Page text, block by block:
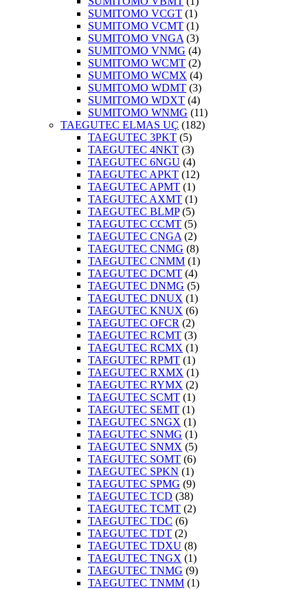
SUMITOMO VCGT (1)
SUMITOMO VCMT (1)
SUMITOMO VNGA (3)
SUMITOMO VNMG (4)
SUMITOMO WCMT (2)
SUMITOMO WCMX (4)
SUMITOMO WDMT (3)
SUMITOMO WDXT (4)
SUMITOMO WNMG (11)
TAEGUTEC ELMAS UÇ (182)
TAEGUTEC 3PKT (5)
TAEGUTEC 4NKT (3)
TAEGUTEC 6NGU (4)
TAEGUTEC APKT (12)
TAEGUTEC APMT (1)
TAEGUTEC AXMT (1)
TAEGUTEC BLMP(5)
TAEGUTEC CCMT (5)
TAEGUTEC CNGA (2)
TAEGUTEC CNMG (8)
TAEGUTEC CNMM (1)
TAEGUTEC DCMT (4)
TAEGUTEC DNMG (5)
TAEGUTEC DNUX (1)
TAEGUTEC KNUX (6)
TAEGUTEC OFCR (2)
TAEGUTEC RCMT (3)
TAEGUTEC RCMX (1)
TAEGUTEC RPMT (1)
TAEGUTEC RXMX (1)
TAEGUTEC RYMX (2)
TAEGUTEC SCMT (1)
TAEGUTEC SEMT (1)
TAEGUTEC SNGX (1)
TAEGUTEC SNMG (1)
TAEGUTEC SNMX (5)
TAEGUTEC SOMT (6)
TAEGUTEC SPKN (1)
TAEGUTEC SPMG (9)
TAEGUTEC TCD (38)
TAEGUTEC TCMT (2)
TAEGUTEC TDC (6)
TAEGUTEC TDT (2)
TAEGUTEC TDXU (8)
TAEGUTEC TNGX (1)
TAEGUTEC TNMG (9)
TAEGUTEC TNMM (1)